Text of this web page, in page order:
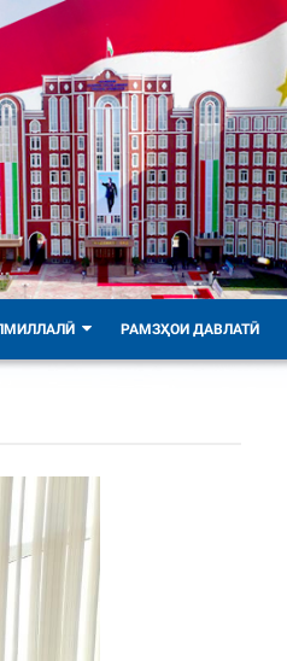
РАМЗҲОИ ДАВЛАТӢ